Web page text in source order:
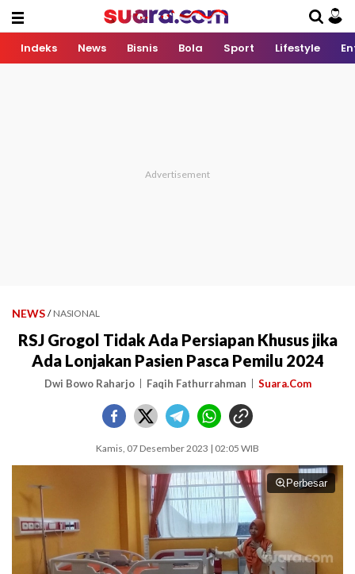
Indeks News Bisnis Bola Sport Lifestyle
NEWS / NASIONAL
RSJ Grogol Tidak Ada Persiapan Khusus jika
Ada Lonjakan Pasien Pasca Pemilu 2024
Dwi Bowo Raharjo Faqih Fathurrahman Suara.Com
Kamis, 07 Desember 2023 | 02:05 WIB
Perbesar